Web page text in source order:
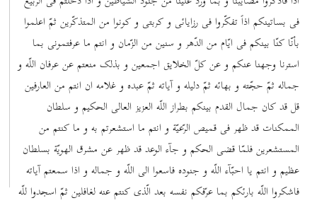
فی بساتینکم اذاً تفکّروا فی رزایائی و کربتی و کونوا من المتذکّرین ثمّ اعلموا
بأنّا کنّا بینکم فی ایّام من الدّهر و سنین من الزّمان و انتم ما عرفتمونی بما
استرنا وجهنا عنکم و عن کلّ الخلایق اجمعین و بذلک منعتم عن عرفان اللّه و
جماله ثمّ حجّته و بهائه ثمّ دلیله و آیاته ثمّ عبده و غلامه ان انتم من العارفین
قل قد کان جمال القدم بینکم بطراز اللّه العزیز العالی الحکیم و سلطان
الممکنات قد ظهر فی قمیص الرّعیّة و انتم ما استشعرتم به و ما کنتم من
المستشعرین فلمّا قضی الحکم و جآء الوعد قد ظهر عن مشرق الهویّة بسلطان
عظیم و انتم یا احبّآء اللّه و جنوده فاسعوا الی اللّه و جماله و اذا سمعتم آیاته
فاشکروا اللّه بارئکم بما عرّفکم نفسه بعد الّذی کنتم عنه لغافلین ثمّ اسجدوا للّه